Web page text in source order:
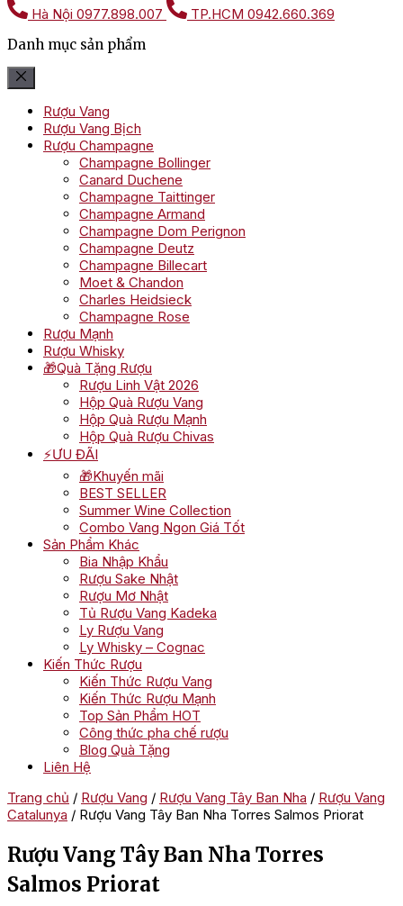
Hà Nội 0977.898.007 TP.HCM 0942.660.369
Danh mục sản phẩm
Rượu Vang
Rượu Vang Bịch
Rượu Champagne
Champagne Bollinger
Canard Duchene
Champagne Taittinger
Champagne Armand
Champagne Dom Perignon
Champagne Deutz
Champagne Billecart
Moet & Chandon
Charles Heidsieck
Champagne Rose
Rượu Mạnh
Rượu Whisky
🎁Quà Tặng Rượu
Rượu Linh Vật 2026
Hộp Quà Rượu Vang
Hộp Quà Rượu Mạnh
Hộp Quà Rượu Chivas
⚡ƯU ĐÃI
🎁Khuyến mãi
BEST SELLER
Summer Wine Collection
Combo Vang Ngon Giá Tốt
Sản Phẩm Khác
Bia Nhập Khẩu
Rượu Sake Nhật
Rượu Mơ Nhật
Tủ Rượu Vang Kadeka
Ly Rượu Vang
Ly Whisky – Cognac
Kiến Thức Rượu
Kiến Thức Rượu Vang
Kiến Thức Rượu Mạnh
Top Sản Phẩm HOT
Công thức pha chế rượu
Blog Quà Tặng
Liên Hệ
Trang chủ / Rượu Vang / Rượu Vang Tây Ban Nha / Rượu Vang
Catalunya / Rượu Vang Tây Ban Nha Torres Salmos Priorat
Rượu Vang Tây Ban Nha Torres
Salmos Priorat